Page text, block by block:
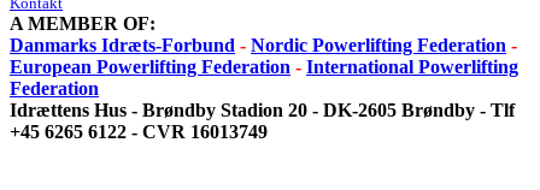
A MEMBER OF:
Danmarks Idræts-Forbund - Nordic Powerlifting Federation -
European Powerlifting Federation - International Powerlifting
Federation
Idrættens Hus - Brøndby Stadion 20 - DK-2605 Brøndby - Tlf
+45 6265 6122 - CVR 16013749